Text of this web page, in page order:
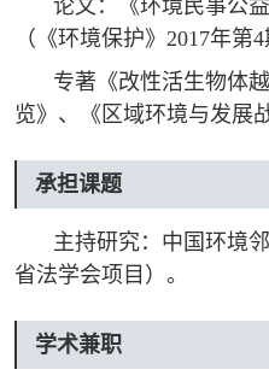
论文：《环境民事公
（《环境保护》2017年第4
专著《改性活生物体
览》、《区域环境与发展
承担课题
主持研究：中国环境
省法学会项目）。
学术兼职